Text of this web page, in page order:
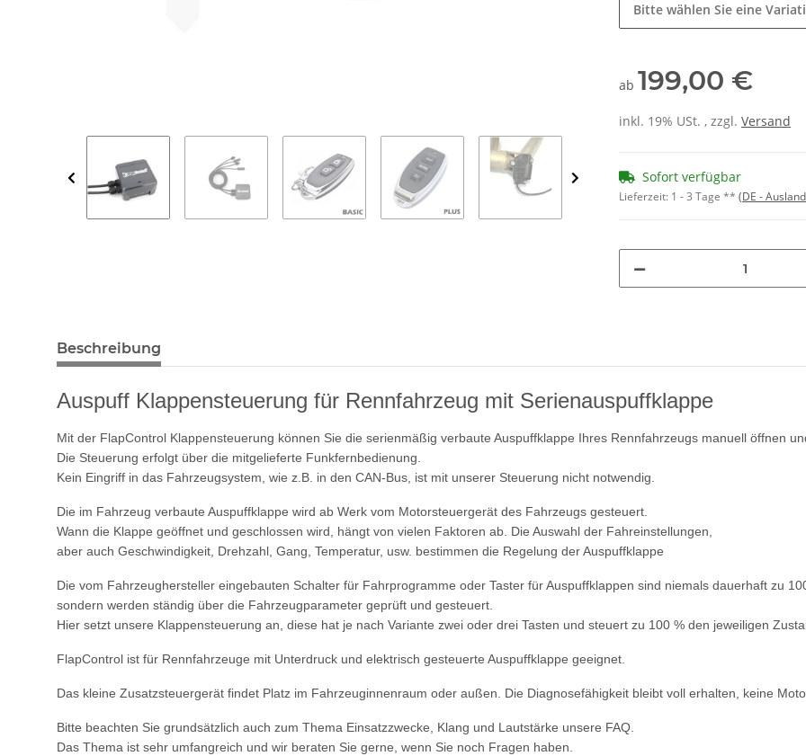
Bitte wählen Sie eine
ab 199,00 €
inkl. 19% USt. , zzgl. Versand
Sofort verfügbar
Lieferzeit: 1 - 3 Tage ** (DE -
Beschreibung
Auspuff Klappensteuerung für Rennfahrzeug mit Serienauspuffklappe
Mit der FlapControl Klappensteuerung können Sie die serienmäßig verbaute Auspuffklappe Ihres Rennfahrzeugs manuell öffnen
Die Steuerung erfolgt über die mitgelieferte Funkfernbedienung.
Kein Eingriff in das Fahrzeugsystem, wie z.B. in den CAN-Bus, ist mit unserer Steuerung nicht notwendig.
Die im Fahrzeug verbaute Auspuffklappe wird ab Werk vom Motorsteuergerät des Fahrzeugs gesteuert.
Wann die Klappe geöffnet und geschlossen wird, hängt von vielen Faktoren ab. Die Auswahl der Fahreinstellungen,
aber auch Geschwindigkeit, Drehzahl, Gang, Temperatur, usw. bestimmen die Regelung der Auspuffklappe
Die vom Fahrzeughersteller eingebauten Schalter für Fahrprogramme oder Taster für Auspuffklappen sind niemals dauerhaft zu
sondern werden ständig über die Fahrzeugparameter geprüft und gesteuert.
Hier setzt unsere Klappensteuerung an, diese hat je nach Variante zwei oder drei Tasten und steuert zu 100 % den jeweiligen
FlapControl ist für Rennfahrzeuge mit Unterdruck und elektrisch gesteuerte Auspuffklappe geeignet.
Das kleine Zusatzsteuergerät findet Platz im Fahrzeuginnenraum oder außen. Die Diagnosefähigkeit bleibt voll erhalten, keine
Bitte beachten Sie grundsätzlich auch zum Thema Einsatzzwecke, Klang und Lautstärke unsere FAQ.
Das Thema ist sehr umfangreich und wir beraten Sie gerne, wenn Sie noch Fragen haben.